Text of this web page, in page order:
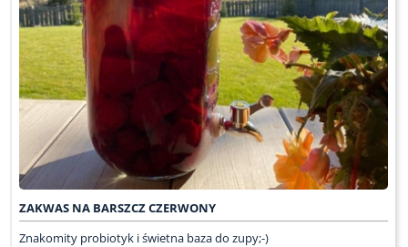
ZAKWAS NA BARSZCZ CZERWONY
Znakomity probiotyk i świetna baza do zupy;-)